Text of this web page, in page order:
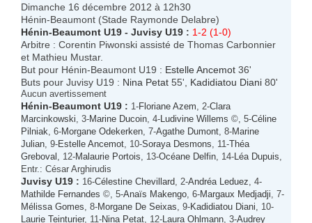
Dimanche 16 décembre 2012 à 12h30
Hénin-Beaumont (Stade Raymonde Delabre)
Hénin-Beaumont U19 - Juvisy U19 : 1-2 (1-0)
Arbitre : Corentin Piwonski assisté de Thomas Carbonnier
et Mathieu Mustar.
But pour Hénin-Beaumont U19 : Estelle Ancemot 36'
Buts pour Juvisy U19 : Nina Petat 55', Kadidiatou Diani 80'
Aucun avertissement
Hénin-Beaumont U19 : 1-Floriane Azem , 2-Clara
Marcinkowski , 3-Marine Ducoin , 4- Ludivine Willems ©, 5-Céline
Pilniak , 6-Morgane Odekerken , 7-Agathe Dumont , 8-Marine
Julian , 9-Estelle Ancemot , 10-Soraya Desmons , 11-Théa
Greboval
, 12-Malaurie Portois , 13-Océane Delfin , 14- Léa Dupuis
Entr.: César Arghirudis
Juvisy U19 : 16-Célestine Chevillard , 2-Andréa Leduez , 4-
Mathilde Fernandes ©, 5-Anaïs Makengo , 6-Margaux Medjadji , 7-
Mélissa Gomes , 8-Morgane De Seixas , 9-Kadidiatou Diani , 10-
Laurie Teinturier, 11-Nina Petat , 12- Laura Ohlmann , 3-Audrey